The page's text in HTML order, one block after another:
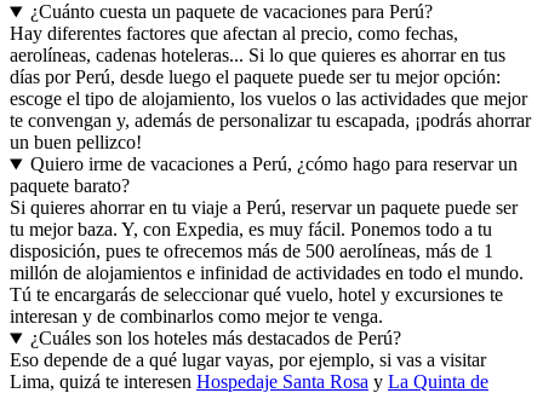
¿Cuánto cuesta un paquete de vacaciones para Perú?
Hay diferentes factores que afectan al precio, como fechas,
aerolíneas, cadenas hoteleras... Si lo que quieres es ahorrar en tus
días por Perú, desde luego el paquete puede ser tu mejor opción:
escoge el tipo de alojamiento, los vuelos o las actividades que mejor
te convengan y, además de personalizar tu escapada, ¡podrás ahorrar
un buen pellizco!
Quiero irme de vacaciones a Perú, ¿cómo hago para reservar un
paquete barato?
Si quieres ahorrar en tu viaje a Perú, reservar un paquete puede ser
tu mejor baza. Y, con Expedia, es muy fácil. Ponemos todo a tu
disposición, pues te ofrecemos más de 500 aerolíneas, más de 1
millón de alojamientos e infinidad de actividades en todo el mundo.
Tú te encargarás de seleccionar qué vuelo, hotel y excursiones te
interesan y de combinarlos como mejor te venga.
¿Cuáles son los hoteles más destacados de Perú?
Eso depende de a qué lugar vayas, por ejemplo, si vas a visitar
Lima, quizá te interesen Hospedaje Santa Rosa y La Quinta de